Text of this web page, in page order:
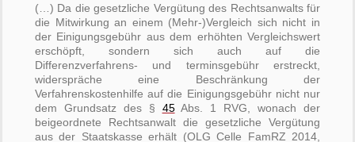
(…) Da die gesetzliche Vergütung des Rechtsanwalts für
die Mitwirkung an einem (Mehr-)Vergleich sich nicht in
der Einigungsgebühr aus dem erhöhten Vergleichswert
erschöpft, sondern sich auch auf die
Differenzverfahrens- und terminsgebühr erstreckt,
widerspräche eine Beschränkung der
Verfahrenskostenhilfe auf die Einigungsgebühr nicht nur
dem Grundsatz des § 45Abs. 1 RVG, wonach der
beigeordnete Rechtsanwalt die gesetzliche Vergütung
aus der Staatskasse erhält (OLG Celle FamRZ 2014,